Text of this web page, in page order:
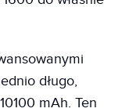
długo,
mAh. Ten